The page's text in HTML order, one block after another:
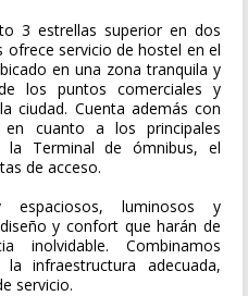
3 estrellas superior en dos
ofrece servicio de hostel en el
en una zona tranquila y
los puntos comerciales y
ciudad. Cuenta además con
en cuanto a los principales
Terminal de ómnibus, el
de acceso.
luminosos y
y confort que harán de
inolvidable. Combinamos
infraestructura adecuada,
servicio.